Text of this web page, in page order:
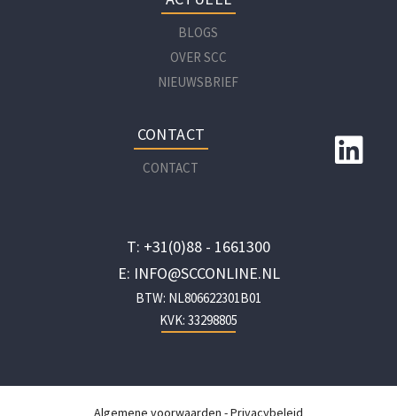
BLOGS
OVER SCC
NIEUWSBRIEF
CONTACT
CONTACT
T: +31(0)88 - 1661300
E: INFO@SCCONLINE.NL
BTW: NL806622301B01
KVK: 33298805
Algemene voorwaarden -Privacybeleid